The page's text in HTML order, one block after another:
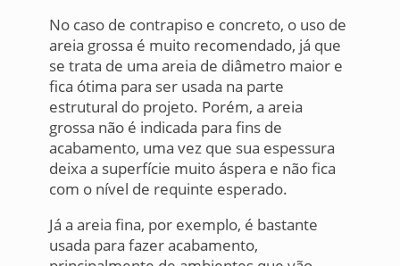
No caso de contrapiso e concreto, o uso de
areia grossa é muito recomendado, já que
se trata de uma areia de diâmetro maior e
fica ótima para ser usada na parte
estrutural do projeto. Porém, a areia
grossa não é indicada para fins de
acabamento, uma vez que sua espessura
deixa a superfície muito áspera e não fica
com o nível de requinte esperado.
Já a areia fina, por exemplo, é bastante
usada para fazer acabamento,